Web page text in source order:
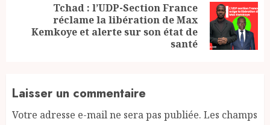
post:
Tchad : l’UDP-Section France
réclame la libération de Max
Kemkoye et alerte sur son état de
santé
Laisser un commentaire
Votre adresse e-mail ne sera pas publiée. Les champs